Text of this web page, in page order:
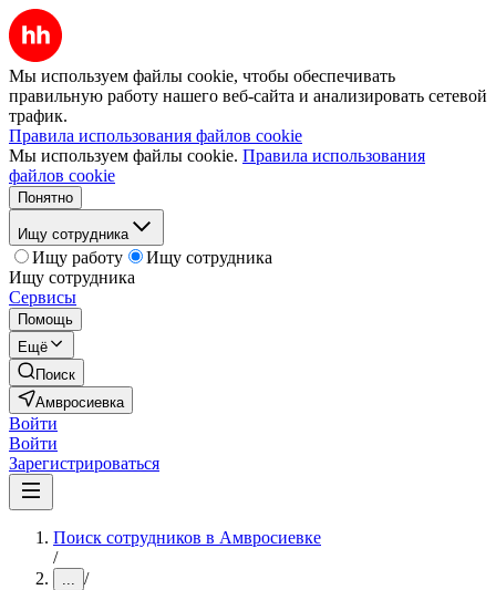
Мы используем файлы cookie, чтобы обеспечивать
правильную работу нашего веб-сайта и анализировать сетевой
трафик.
Правила использования файлов cookie
Мы используем файлы cookie. Правила использования
файлов cookie
Понятно
Ищу сотрудника
Ищу работу
Ищу сотрудника
Ищу сотрудника
Сервисы
Помощь
Ещё
Поиск
Амвросиевка
Войти
Войти
Зарегистрироваться
Поиск сотрудников в Амвросиевке
/
... /